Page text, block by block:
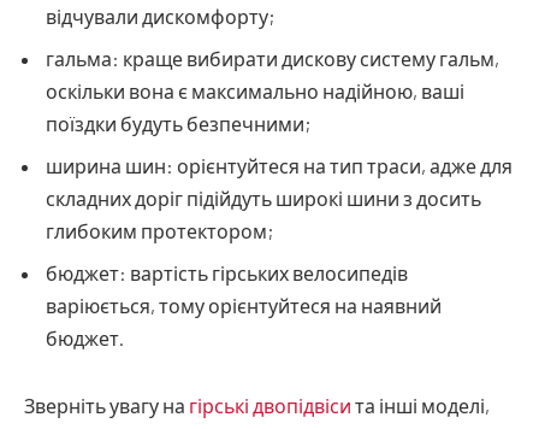
відчували дискомфорту;
гальма: краще вибирати дискову систему гальм,
оскільки вона є максимально надійною, ваші
поїздки будуть безпечними;
ширина шин: орієнтуйтеся на тип траси, адже для
складних доріг підійдуть широкі шини з досить
глибоким протектором;
бюджет: вартість гірських велосипедів
варіюється, тому орієнтуйтеся на наявний
бюджет.
Зверніть увагу на гірські двопідвіси та інші моделі,